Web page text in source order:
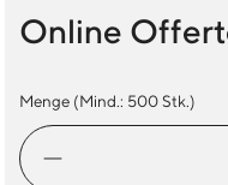
Online
Menge (Mind.: 500Stk.)
Boutique
Papiertasche